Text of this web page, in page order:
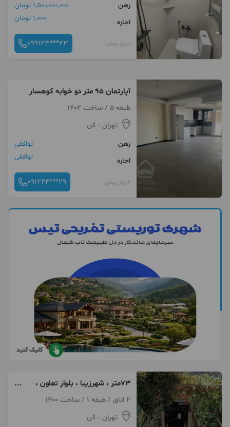
رهن
1,500,000,000 تومان
اجاره
1,000 تومان
1 روز پیش 099123***23
آپارتمان ۹۵ متر دو خوابه کوهسار
طبقه 5 / ساخت 1402
تهران - کن
رهن
توافقی
اجاره
توافقی
6 روز پیش 091244***29
کلیک کنید
۷۳متر ، شهرزیبا ، بلوار تعاون ،
شربیانی غربی
2 اتاق / طبقه 1 / ساخت 1400
تهران - کن